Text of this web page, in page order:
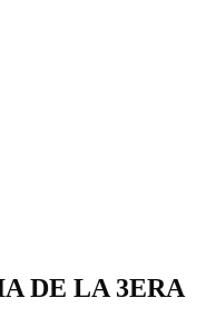
DE LA 3ERA